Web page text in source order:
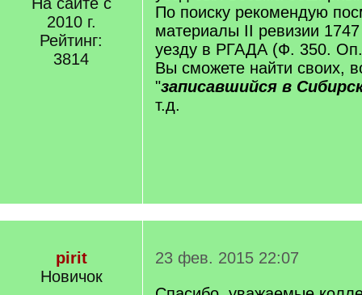
2010 г.
Рейтинг:
3814
По поиску рекомендую
материалы II ревизии
уезду в РГАДА (Ф. 350.
Вы сможете найти своих,
"записавшийся в
т.д.
pirit
Новичок
23 фев. 2015 22:07